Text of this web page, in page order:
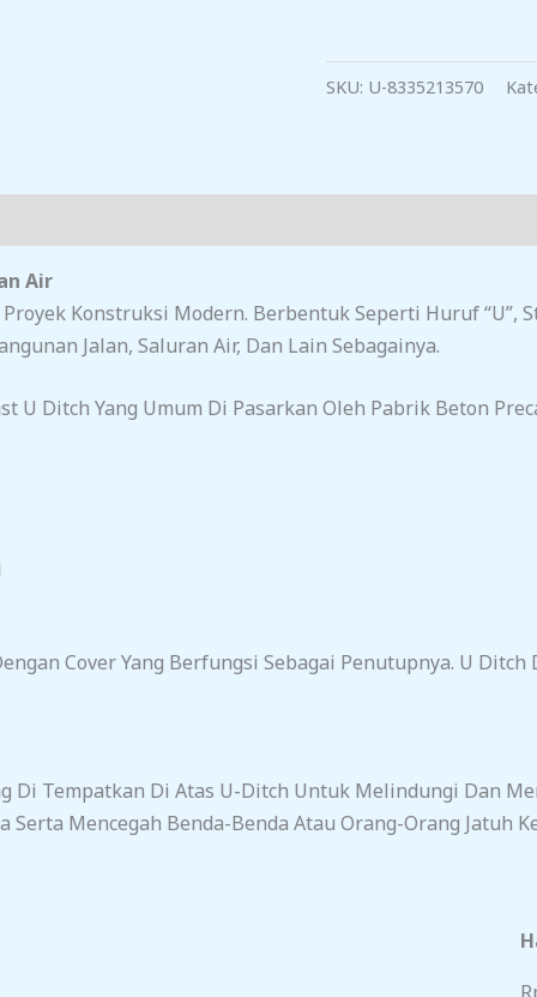
Air
SKU: U-8335213570
Air
Konstruksi Modern. Berbentuk Seperti Huruf
Jalan, Saluran Air, Dan Lain Sebagainya.
U Ditch Yang Umum Di Pasarkan Oleh Pabrik Beton
Cover Yang Berfungsi Sebagai Penutupnya. U
Di Tempatkan Di Atas U-Ditch Untuk Melindungi Dan
Mencegah Benda-Benda Atau Orang-Orang Jatuh